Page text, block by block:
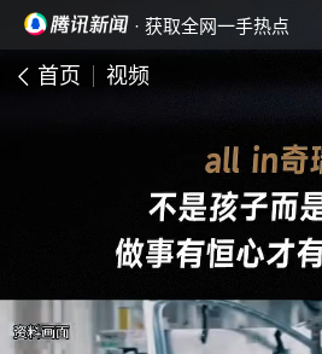
· 获取全网一手热点
首页 视频